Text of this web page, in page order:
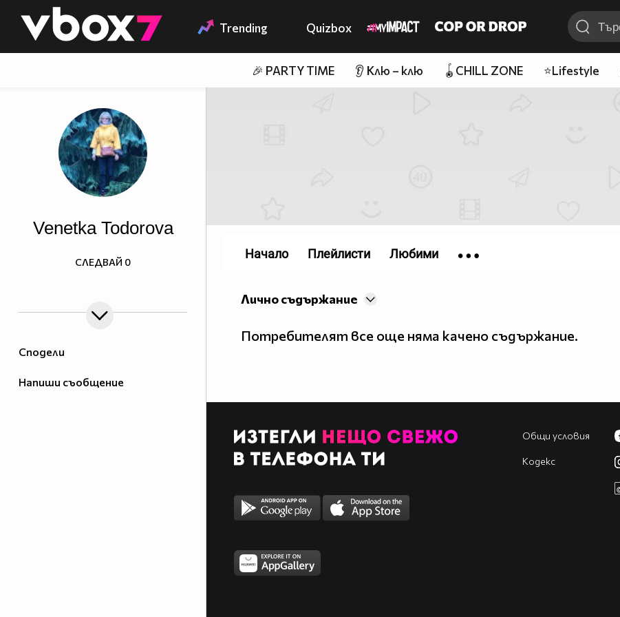
👾 Trending Quizbox
🎉 PARTY TIME 👂 Клю – клю 🪀CHILL ZONE ⭐Lifestyle
Сподели
Напиши съобщение
Venetka Todorova
СЛЕДВАЙ 0
Лично съдържание
Потребителят все още няма качено съдържание.
Начало Плейлисти Любими
Общи условия
Кодекс